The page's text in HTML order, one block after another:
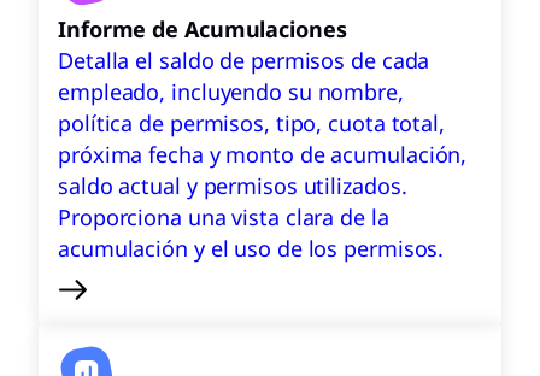
Informe de Acumulaciones
Detalla el saldo de permisos de cada
empleado, incluyendo su nombre,
política de permisos, tipo, cuota total,
próxima fecha y monto de acumulación,
saldo actual y permisos utilizados.
Proporciona una vista clara de la
acumulación y el uso de los permisos.